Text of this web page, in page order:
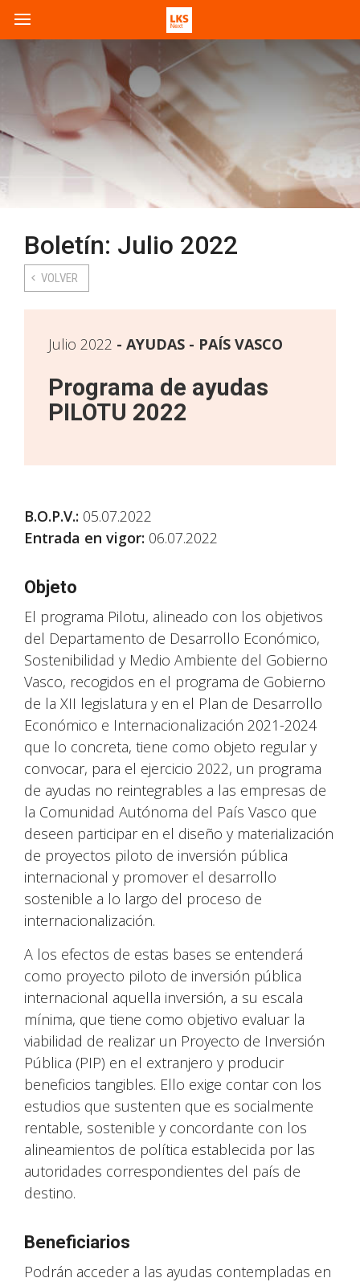
Boletín: Julio 2022
VOLVER
Julio 2022 AYUDAS - PAÍS VASCO
Programa de ayudas
PILOTU 2022
B.O.P.V.: 05.07.2022
Entrada en vigor: 06.07.2022
Objeto
El programa Pilotu, alineado con los objetivos
del Departamento de Desarrollo Económico,
Sostenibilidad y Medio Ambiente del Gobierno
Vasco, recogidos en el programa de Gobierno
de la XII legislatura y en el Plan de Desarrollo
Económico e Internacionalización 2021-2024
que lo concreta, tiene como objeto regular y
convocar, para el ejercicio 2022, un programa
de ayudas no reintegrables a las empresas de
la Comunidad Autónoma del País Vasco que
deseen participar en el diseño y materialización
de proyectos piloto de inversión pública
internacional y promover el desarrollo
sostenible a lo largo del proceso de
internacionalización.
A los efectos de estas bases se entenderá
como proyecto piloto de inversión pública
internacional aquella inversión, a su escala
mínima, que tiene como objetivo evaluar la
viabilidad de realizar un Proyecto de Inversión
Pública (PIP) en el extranjero y producir
beneficios tangibles. Ello exige contar con los
estudios que sustenten que es socialmente
rentable, sostenible y concordante con los
alineamientos de política establecida por las
autoridades correspondientes del país de
destino.
Beneficiarios
Podrán acceder a las ayudas contempladas en